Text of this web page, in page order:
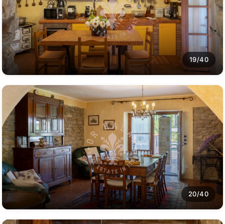
19/40
20/40